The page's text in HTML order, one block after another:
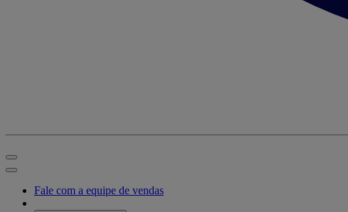
Fale com a equipe de vendas